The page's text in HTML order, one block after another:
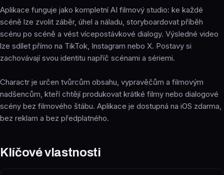
Aplikace funguje jako kompletní AI filmový studio: ke každé
scéně lze zvolit záběr, úhel a náladu, storyboardovat příběh
scénu po scéně a vést vícepostávkové dialogy. Výsledné video
lze sdílet přímo na TikTok, Instagram nebo X. Postavy si
zachovávají svou identitu napříč scénami a sériemi.
Charactr je určen tvůrcům obsahu, vypravěčům a filmovým
nadšencům, kteří chtějí produkovat krátké filmy nebo dialogové
scény bez filmového štábu. Aplikace je dostupná na iOS zdarma,
bez reklam a bez předplatného.
Klíčové vlastnosti